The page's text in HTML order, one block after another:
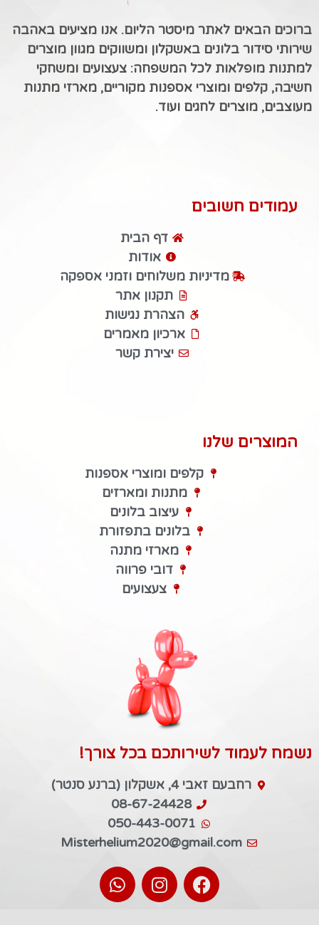
ברוכים הבאים לאתר מיסטר הליום. אנו מציעים באהבה
שירותי סידור בלונים באשקלון ומשווקים מגוון מוצרים
למתנות מופלאות לכל המשפחה: צעצועים ומשחקי
חשיבה, קלפים ומוצרי אספנות מקוריים, מארזי מתנות
מעוצבים, מוצרים לחגים ועוד.
עמודים חשובים
דף הבית
אודות
מדיניות משלוחים וזמני אספקה
תקנון אתר
הצהרת נגישות
ארכיון מאמרים
יצירת קשר
המוצרים שלנו
קלפים ומוצרי אספנות
מתנות ומארזים
עיצוב בלונים
בלונים בתפזורת
מארזי מתנה
דובי פרווה
צעצועים
נשמח לעמוד לשירותכם בכל צורך!
רחבעם זאבי 4, אשקלון (ברנע סנטר)
08-67-24428
050-443-0071
Misterhelium2020@gmail.com